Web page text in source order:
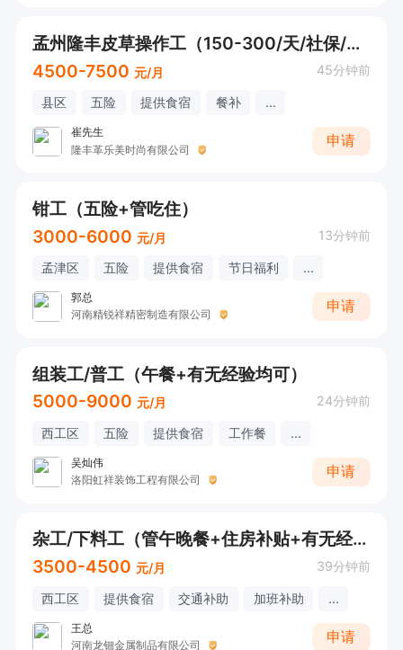
孟州隆丰皮草操作工（150-300/天/社保/包食宿）
4500-7500 元/月 45分钟前
县区 五险 提供食宿 餐补 ...
崔先生
隆丰革乐美时尚有限公司
申请
钳工（五险+管吃住）
3000-6000 元/月 13分钟前
孟津区 五险 提供食宿 节日福利 ...
郭总
河南精锐祥精密制造有限公司
申请
组装工/普工（午餐+有无经验均可）
5000-9000 元/月 24分钟前
西工区 五险 提供食宿 工作餐 ...
吴灿伟
洛阳虹祥装饰工程有限公司
申请
杂工/下料工（管午晚餐+住房补贴+有无经验均可）
3500-4500 元/月 39分钟前
西工区 提供食宿 交通补助 加班补助 ...
王总
河南龙钿金属制品有限公司
申请